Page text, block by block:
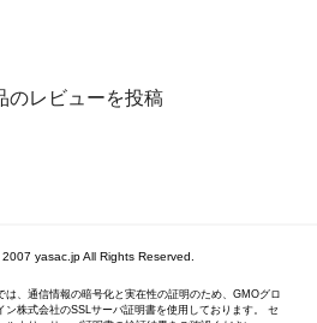
のレビューを投稿
yasac.jp All Rights Reserved.
は、通信情報の暗号化と実在性の証明のため、GMOグロ
ン株式会社のSSLサーバ証明書を使用しております。 セ